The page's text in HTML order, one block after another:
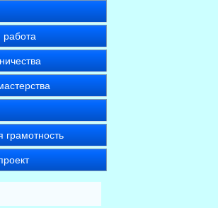
работа
грамотность